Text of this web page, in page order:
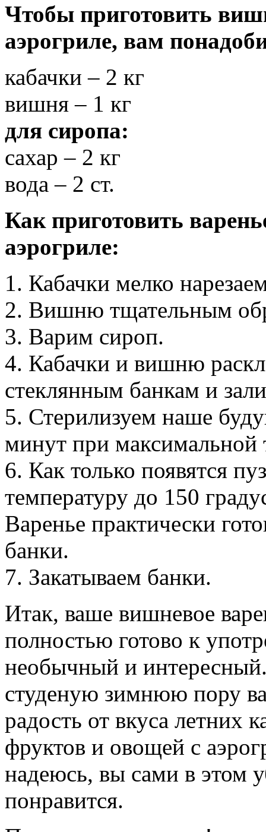
Чтобы приготовить
аэрогриле, вам
кабачки – 2 кг
вишня – 1 кг
для сиропа:
сахар – 2 кг
вода – 2 ст.
Как приготовить
аэрогриле:
1. Кабачки мелко
2. Вишню тщательным
3. Варим сироп.
4. Кабачки и вишню
стеклянным банкам и
5. Стерилизуем наше
минут при максимальной
6. Как только появятся
температуру до 150
Варенье практически
банки.
7. Закатываем банки.
Итак, ваше вишневое
полностью готово к
необычный и
студеную зимнюю пору
радость от вкуса летних
фруктов и овощей с
надеюсь, вы сами в этом
понравится.